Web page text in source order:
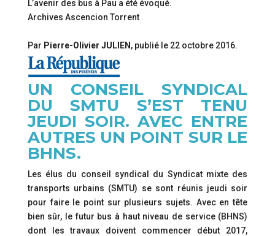
L’avenir des bus à Pau a été évoqué.
Archives Ascencion Torrent
Par Pierre-Olivier JULIEN , publié le 22 octobre 2016.
UN CONSEIL SYNDICAL
DU SMTU S’EST TENU
JEUDI SOIR. AVEC ENTRE
AUTRES UN POINT SUR LE
BHNS.
Les élus du conseil syndical du Syndicat mixte des
transports urbains (SMTU) se sont réunis jeudi soir
pour faire le point sur plusieurs sujets. Avec en tête
bien sûr, le futur bus à haut niveau de service (BHNS)
dont les travaux doivent commencer début 2017,